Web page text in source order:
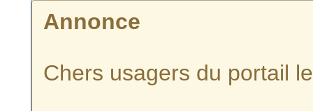
Annonce
Chers usagers du portail